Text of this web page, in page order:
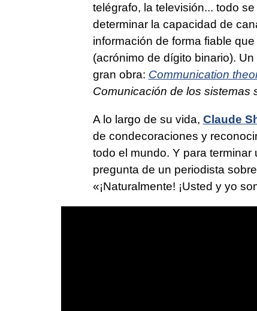
telégrafo, la televisión... todo
determinar la capacidad de
información de forma fiable
(acrónimo de dígito binario).
gran obra: Communication
Comunicación de los sistemas
A lo largo de su vida, Claude
de condecoraciones y
todo el mundo. Y para terminar
pregunta de un periodista
«¡Naturalmente! ¡Usted y yo